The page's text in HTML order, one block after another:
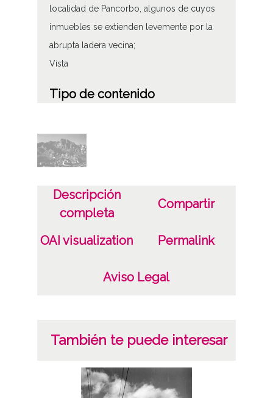
localidad de Pancorbo, algunos de cuyos
inmuebles se extienden levemente por la
abrupta ladera vecina;
Vista
Tipo de contenido
Características del soporte
Tipo de imagen: Positivos Imagen Final:
C;
19400101
1940, enero, 1 a 1960, diciembre, 31 -
Notas
Nº de identificación: 20322 Duplicado del
negativo: R. 323 / F. 3 / N. 18 Duplicado del
positivo: 14059;
Descripción
completa
Compartir
OAI visualization Permalink
Aviso Legal
También te puede interesar